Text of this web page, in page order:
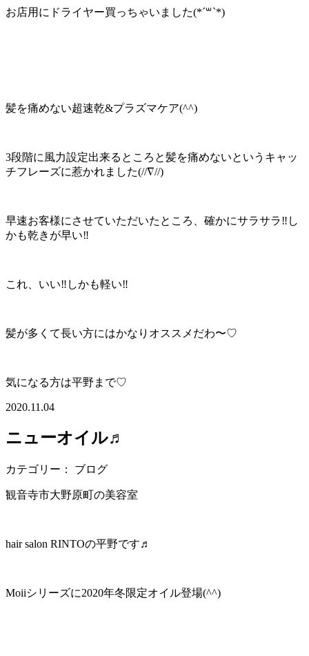
お店用にドライヤー買っちゃいました(*´꒳`*)
髪を痛めない超速乾&プラズマケア(^^)
3段階に風力設定出来るところと髪を痛めないというキャッ
チフレーズに惹かれました(//∇//)
早速お客様にさせていただいたところ、確かにサラサラ‼︎し
かも乾きが早い‼︎
これ、いい‼︎しかも軽い‼︎
髪が多くて長い方にはかなりオススメだわ〜♡
気になる方は平野まで♡
2020.11.04
ニューオイル♬
カテゴリー： ブログ
観音寺市大野原町の美容室
hair salon RINTOの平野です♬
Moiiシリーズに2020年冬限定オイル登場(^^)